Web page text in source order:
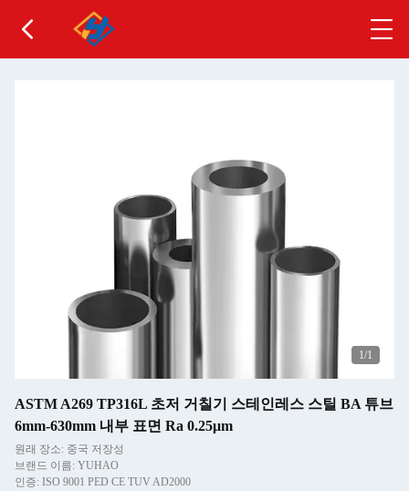
1/1
ASTM A269 TP316L 초저 거칠기 스테인레스 스틸 BA 튜브
6mm-630mm 내부 표면 Ra 0.25μm
원래 장소: 중국 저장성
브랜드 이름: YUHAO
인증: ISO 9001 PED CE TUV AD2000